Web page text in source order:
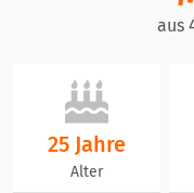
aus
25 Jahre
Alter